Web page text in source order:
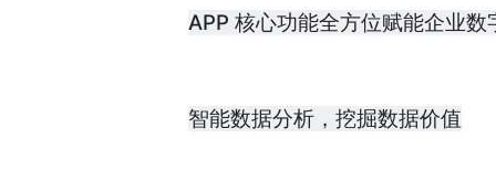
APP 核心功能全方位赋能企业数
智能数据分析，挖掘数据价值